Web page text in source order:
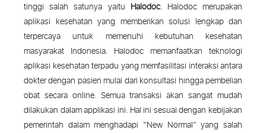
tinggi salah satunya yaitu Halodoc. Halodoc merupakan
aplikasi kesehatan yang memberikan solusi lengkap dan
terpercaya untuk memenuhi kebutuhan kesehatan
masyarakat Indonesia. Halodoc memanfaatkan teknologi
aplikasi kesehatan terpadu yang memfasilitasi interaksi antara
dokter dengan pasien mulai dari konsultasi hingga pembelian
obat secara online. Semua transaksi akan sangat mudah
dilakukan dalam applikasi ini. Hal ini sesuai dengan kebijakan
pemerintah dalam menghadapi “New Normal” yang salah